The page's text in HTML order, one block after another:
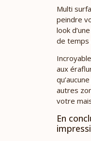
Multi
peindre
look
de temps
aux
autres
votre
En